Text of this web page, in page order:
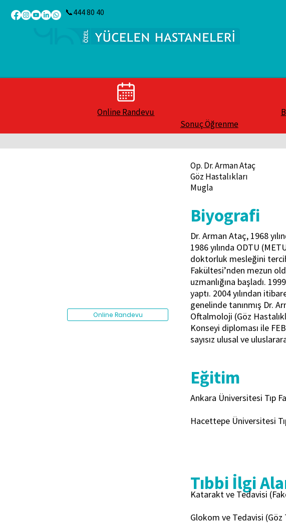
📞444 80 40
Online Randevu
Sonuç Öğrenme
Op. Dr. Arman Ataç
Göz Hastalıkları
Mugla
Biyografi
Dr. Arman Ataç, 1968
1986 yılında ODTU
doktorluk mesleğini
Fakültesi’nden mezun
uzmanlığına başladı.
yaptı. 2004 yılından
genelinde tanınmış Dr.
Oftalmoloji (Göz
Konseyi diploması ile
sayısız ulusal ve
Eğitim
Ankara Üniversitesi Tıp
Hacettepe Üniversitesi
Tıbbi İlgi
Katarakt ve Tedavisi
Glokom ve Tedavisi (Göz
Online Randevu